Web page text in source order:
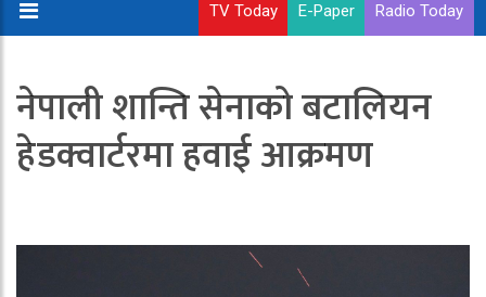
TV Today E-Paper Radio Today
नेपाली शान्ति सेनाको बटालियन
हेडक्वार्टरमा हवाई आक्रमण